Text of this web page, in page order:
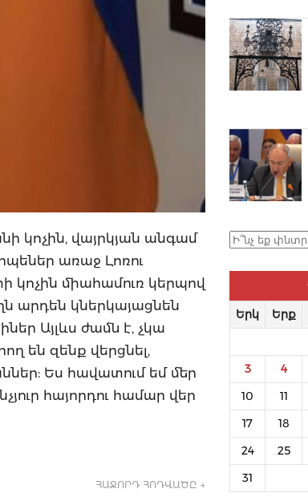
կոչին, վայրկյան անգամ
առաջ Լոռու
միահամուռ կերպով
արդեն կներկայացնեն
Այլևս ժամն է, չկա
են զենք վերցնել,
Ես հավատում եմ մեր
հայորդու համար վեր
ՀԱՋՈՐԴ ՀՈԴՎԱԾԸ →
Որոնել
Երկ Երք
3 4
10 11
17 18
24 25
31